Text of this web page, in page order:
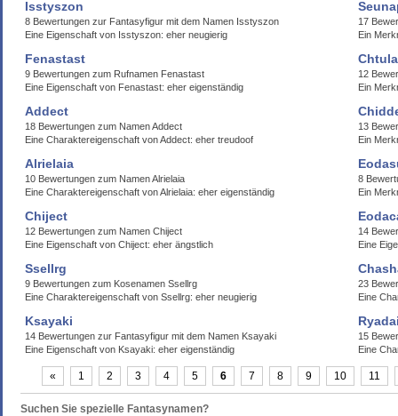
Isstyszon
8 Bewertungen zur Fantasyfigur mit dem Namen Isstyszon
Eine Eigenschaft von Isstyszon: eher neugierig
17
Ein
Fenastast
9 Bewertungen zum Rufnamen Fenastast
Eine Eigenschaft von Fenastast: eher eigenständig
12
Ein
Addect
18 Bewertungen zum Namen Addect
Eine Charaktereigenschaft von Addect: eher treudoof
13
Ein
Alrielaia
10 Bewertungen zum Namen Alrielaia
Eine Charaktereigenschaft von Alrielaia: eher eigenständig
8
Ein
Chiject
12 Bewertungen zum Namen Chiject
Eine Eigenschaft von Chiject: eher ängstlich
14
Eine
Ssellrg
9 Bewertungen zum Kosenamen Ssellrg
Eine Charaktereigenschaft von Ssellrg: eher neugierig
23
Eine
Ksayaki
14 Bewertungen zur Fantasyfigur mit dem Namen Ksayaki
Eine Eigenschaft von Ksayaki: eher eigenständig
15
Eine
« 1 2 3 4 5 6 7 8 9 10 11
Suchen Sie spezielle Fantasynamen?